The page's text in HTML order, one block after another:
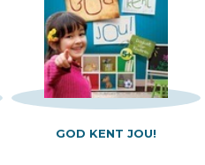
GOD KENT JOU!